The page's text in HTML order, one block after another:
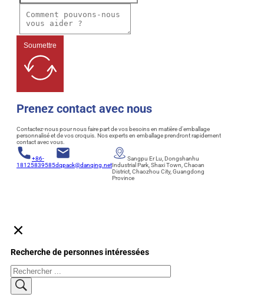
Soumettre
Prenez contact avec nous
Contactez-nous pour nous faire part de vos besoins en matière d'emballage
personnalisé et de vos croquis. Nos experts en emballage prendront rapidement
contact avec vous.
+86-
18125839585dqpack@danqing.net
Sangpu Er Lu, Dongshanhu
Industrial Park, Shaxi Town, Chaoan
District, Chaozhou City, Guangdong
Province
Recherche de personnes intéressées
Rechercher